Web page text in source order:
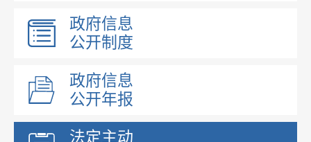
政府规章
奇台县文件
政府办文件
政府信息
公开制度
政府信息
公开年报
法定主动
政府领导